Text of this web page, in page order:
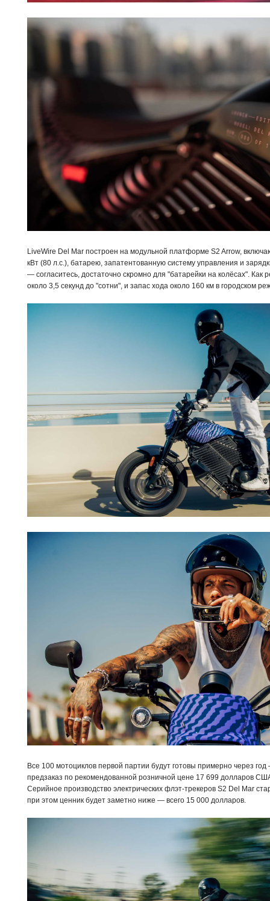
LiveWire Del Mar построен на модульной платформе S2 Arrow,
кВт (80 л.с.), батарею, запатентованную систему управления и
— согласитесь, достаточно скромно для "батарейки на колёсах". Как
около 3,5 секунд до "сотни", и запас хода около 160 км в городском
Все 100 мотоциклов первой партии будут готовы примерно через
предзаказ по рекомендованной розничной цене 17 699 долларов
Серийное производство электрических флэт-трекеров S2 Del Mar
при этом ценник будет заметно ниже — всего 15 000 долларов.